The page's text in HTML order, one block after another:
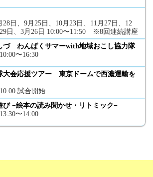
28日、9月25日、10月23日、11月27日、12
29日、3月26日 10:00〜11:50 ※8回連続講座
づ わんぱくサマーwith地域おこし協力隊
〜16:30
大会応援ツアー 東京ドームで西濃運輸を
試合開始
び −絵本の読み聞かせ・リトミック−
〜14:00